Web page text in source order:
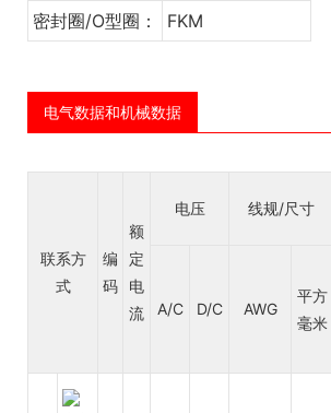
密封圈/O型圈：
FKM
电气数据和机械数据
联系方
式
编
码
额
定
电
流
电压
线规/尺寸
A/C D/C AWG
平方
毫米